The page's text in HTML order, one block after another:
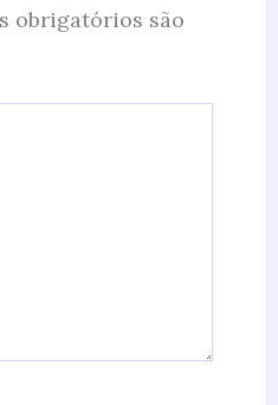
obrigatórios são